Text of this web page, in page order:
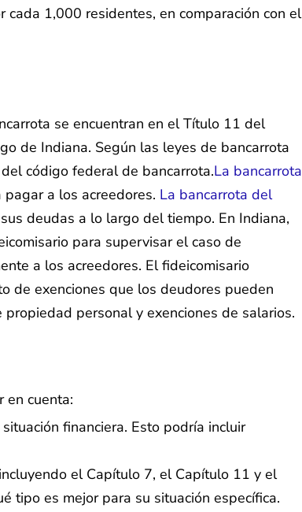
1,000 residentes, en comparación con el
se encuentran en el Título 11 del
de Indiana. Según las leyes de bancarrota
código federal de bancarrota.La bancarrota
a los acreedores. La bancarrota del
deudas a lo largo del tiempo. En Indiana,
para supervisar el caso de
a los acreedores. El fideicomisario
de exenciones que los deudores pueden
personal y exenciones de salarios.
en cuenta:
financiera. Esto podría incluir
el Capítulo 7, el Capítulo 11 y el
tipo es mejor para su situación específica.